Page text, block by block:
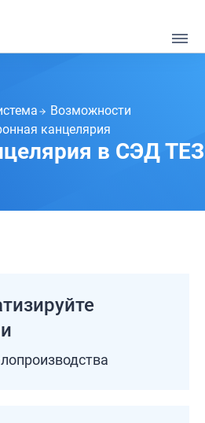
Возможности
канцелярия
в СЭД